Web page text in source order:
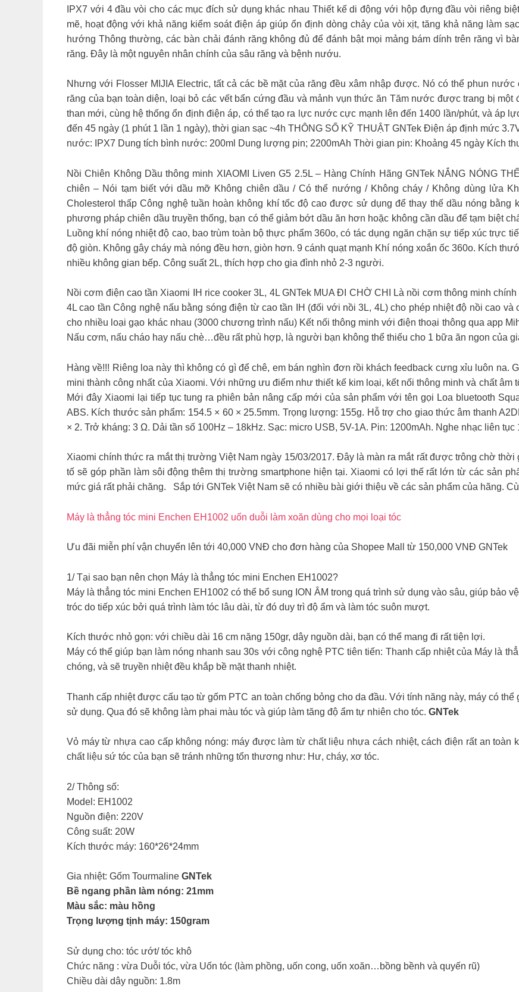
IPX7 với 4 đầu vòi cho các mục đích sử dụng khác nhau Thiết kế di động với hộp đựng đầu vòi riêng
mẽ, hoạt động với khả năng kiểm soát điện áp giúp ổn định dòng chảy của vòi xịt, tăng khả năng làm
hướng Thông thường, các bàn chải đánh răng không đủ để đánh bật mọi mảng bám dính trên răng vì
răng. Đây là một nguyên nhân chính của sâu răng và bệnh nướu.
Nhưng với Flosser MIJIA Electric, tất cả các bề mặt của răng đều xâm nhập được. Nó có thể phun
răng của bạn toàn diện, loại bỏ các vết bẩn cứng đầu và mảnh vụn thức ăn Tăm nước được trang bị
than mới, cùng hệ thống ổn định điện áp, có thể tạo ra lực nước cực mạnh lên đến 1400 lần/phút, và áp
đến 45 ngày (1 phút 1 lần 1 ngày), thời gian sạc ~4h THÔNG SỐ KỸ THUẬT GNTek Điện áp định mức
nước: IPX7 Dung tích bình nước: 200ml Dung lượng pin; 2200mAh Thời gian pin: Khoảng 45 ngày Kích
Nồi Chiên Không Dầu thông minh XIAOMI Liven G5 2.5L – Hàng Chính Hãng GNTek NẮNG NÓNG
chiên – Nói tạm biết với dầu mỡ Không chiên dầu / Có thể nướng / Không cháy / Không dùng lửa
Cholesterol thấp Công nghệ tuần hoàn không khí tốc độ cao được sử dụng để thay thế dầu nóng
phương pháp chiên dầu truyền thống, bạn có thể giảm bớt dầu ăn hơn hoặc không cần dầu để tạm biệt
Luồng khí nóng nhiệt độ cao, bao trùm toàn bộ thực phẩm 360o, có tác dụng ngăn chặn sự tiếp xúc trực
độ giòn. Không gây cháy mà nóng đều hơn, giòn hơn. 9 cánh quạt mạnh Khí nóng xoắn ốc 360o. Kích
nhiều không gian bếp. Công suất 2L, thích hợp cho gia đình nhỏ 2-3 người.
Nồi cơm điện cao tần Xiaomi IH rice cooker 3L, 4L GNTek MUA ĐI CHỜ CHI Là nồi cơm thông minh
4L cao tần Công nghệ nấu bằng sóng điện từ cao tần IH (đối với nồi 3L, 4L) cho phép nhiệt độ nồi cao
cho nhiều loại gạo khác nhau (3000 chương trình nấu) Kết nối thông minh với điện thoại thông qua app
Nấu cơm, nấu cháo hay nấu chè…đều rất phù hợp, là người bạn không thể thiếu cho 1 bữa ăn ngon của
Hàng về!!! Riêng loa này thì không có gì để chê, em bán nghìn đơn rồi khách feedback cưng xỉu luôn na.
mini thành công nhất của Xiaomi. Với những ưu điểm như thiết kế kim loại, kết nối thông minh và chất
Mới đây Xiaomi lại tiếp tục tung ra phiên bản nâng cấp mới của sản phẩm với tên gọi Loa bluetooth
ABS. Kích thước sản phẩm: 154.5 × 60 × 25.5mm. Trọng lượng: 155g. Hỗ trợ cho giao thức âm thanh
× 2. Trở kháng: 3 Ω. Dải tần số 100Hz – 18kHz. Sạc: micro USB, 5V-1A. Pin: 1200mAh. Nghe nhạc liên
Xiaomi chính thức ra mắt thị trường Việt Nam ngày 15/03/2017. Đây là màn ra mắt rất được trông chờ
tố sẽ góp phần làm sôi động thêm thị trường smartphone hiện tại. Xiaomi có lợi thế rất lớn từ các sản
mức giá rất phải chăng. Sắp tới GNTek Việt Nam sẽ có nhiều bài giới thiệu về các sản phẩm của hãng.
Máy là thẳng tóc mini Enchen EH1002 uốn duỗi làm xoăn dùng cho mọi loại tóc
Ưu đãi miễn phí vận chuyển lên tới 40,000 VNĐ cho đơn hàng của Shopee Mall từ 150,000 VNĐ GNTek
1/ Tại sao bạn nên chọn Máy là thẳng tóc mini Enchen EH1002?
Máy là thẳng tóc mini Enchen EH1002 có thể bổ sung ION ÂM trong quá trình sử dụng vào sâu, giúp bảo
tróc do tiếp xúc bởi quá trình làm tóc lâu dài, từ đó duy trì độ ẩm và làm tóc suôn mượt.
Kích thước nhỏ gọn: với chiều dài 16 cm nặng 150gr, dây nguồn dài, bạn có thể mang đi rất tiện lợi.
Máy có thể giúp bạn làm nóng nhanh sau 30s với công nghệ PTC tiên tiến: Thanh cấp nhiệt của Máy là
chóng, và sẽ truyền nhiệt đều khắp bề mặt thanh nhiệt.
Thanh cấp nhiệt được cấu tạo từ gốm PTC an toàn chống bỏng cho da đầu. Với tính năng này, máy có
sử dụng. Qua đó sẽ không làm phai màu tóc và giúp làm tăng độ ẩm tự nhiên cho tóc. GNTek
Vỏ máy từ nhựa cao cấp không nóng: máy được làm từ chất liệu nhựa cách nhiệt, cách điện rất an toàn
chất liệu sứ tóc của bạn sẽ tránh những tổn thương như: Hư, cháy, xơ tóc.
2/ Thông số:
Model: EH1002
Nguồn điện: 220V
Công suất: 20W
Kích thước máy: 160*26*24mm
Gia nhiệt: Gốm Tourmaline GNTek
Bề ngang phần làm nóng: 21mm
Màu sắc: màu hồng
Trọng lượng tịnh máy: 150gram
Sử dụng cho: tóc ướt/ tóc khô
Chức năng : vừa Duỗi tóc, vừa Uốn tóc (làm phồng, uốn cong, uốn xoăn…bồng bềnh và quyến rũ)
Chiều dài dây nguồn: 1.8m